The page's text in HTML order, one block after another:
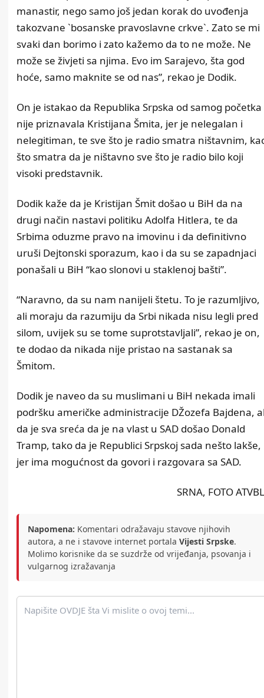
manastir, nego samo još jedan korak do uvođenja
takozvane `bosanske pravoslavne crkve`. Zato se mi
svaki dan borimo i zato kažemo da to ne može. Ne
može se živjeti sa njima. Evo im Sarajevo, šta god
hoće, samo maknite se od nas”, rekao je Dodik.
On je istakao da Republika Srpska od samog početka
nije priznavala Kristijana Šmita, jer je nelegalan i
nelegitiman, te sve što je radio smatra ništavnim,
što smatra da je ništavno sve što je radio bilo koji
visoki predstavnik.
Dodik kaže da je Kristijan Šmit došao u BiH da na
drugi način nastavi politiku Adolfa Hitlera, te da
Srbima oduzme pravo na imovinu i da definitivno
uruši Dejtonski sporazum, kao i da su se zapadnjaci
ponašali u BiH “kao slonovi u staklenoj bašti”.
“Naravno, da su nam nanijeli štetu. To je razumljivo,
ali moraju da razumiju da Srbi nikada nisu legli pred
silom, uvijek su se tome suprotstavljali”, rekao je on,
te dodao da nikada nije pristao na sastanak sa
Šmitom.
Dodik je naveo da su muslimani u BiH nekada imali
podršku američke administracije DŽozefa Bajdena,
da je sva sreća da je na vlast u SAD došao Donald
Tramp, tako da je Republici Srpskoj sada nešto lakše,
jer ima mogućnost da govori i razgovara sa SAD.
SRNA, FOTO
Napomena: Komentari odražavaju stavove njihovih
autora, a ne i stavove internet portala Vijesti Srpske.
Molimo korisnike da se suzdrže od vrijeđanja, psovanja i
vulgarnog izražavanja